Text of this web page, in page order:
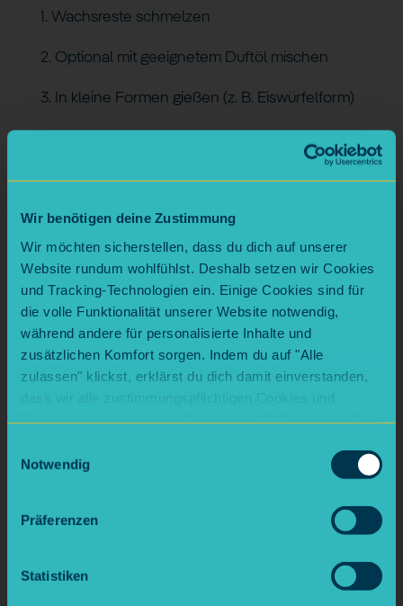
Wir benötigen deine Zustimmung
Wir möchten sicherstellen, dass du dich auf unserer
Website rundum wohlfühlst. Deshalb setzen wir Cookies
und Tracking-Technologien ein. Einige Cookies sind für
die volle Funktionalität unserer Website notwendig,
während andere für personalisierte Inhalte und
zusätzlichen Komfort sorgen. Indem du auf "Alle
zulassen" klickst, erklärst du dich damit einverstanden,
Natürlich kannst du deine Entscheidung jederzeit
Notwendig
Präferenzen
Statistiken
1. Wachsreste schmelzen
2. Optional mit geeignetem Duftöl mischen
3. In kleine Formen gießen (z. B. Eiswürfelform)
Ideal, um alte Duftkerzenreste zu kombinieren.
3. Wachstücher (Alternative zu
Frischhaltefolie)
Aus Kerzenwachs lassen sich
wiederverwendbare Wachstücher herstellen.
Kurz-Anleitung:
2. Wachs gleichmäßig darauf verteilen
schmelzen lassen